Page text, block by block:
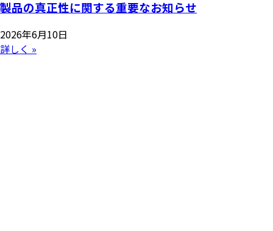
製品の真正性に関する重要なお知らせ
2026年6月10日
詳しく »